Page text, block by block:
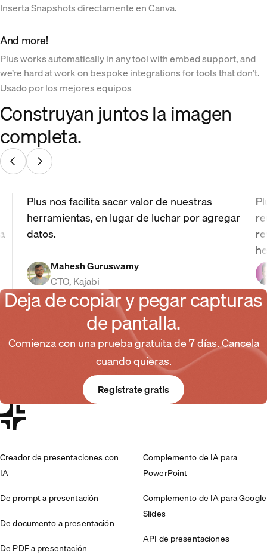
Inserta Snapshots directamente en Canva.
And more!
Plus works automatically in any tool with embed support, and
we’re hard at work on bespoke integrations for tools that don’t.
Usado por los mejores equipos
Construyan juntos la imagen
completa.
Plus nos facilita sacar valor de nuestras
herramientas, en lugar de luchar por agregar
datos.
Mahesh Guruswamy
CTO, Kajabi
Deja de copiar y pegar capturas
de pantalla.
Comienza con una prueba gratuita de 7 días. Cancela
cuando quieras.
Regístrate gratis
Creador de presentaciones con
IA
De prompt a presentación
De documento a presentación
De PDF a presentación
Complemento de IA para
PowerPoint
Complemento de IA para Google
Slides
API de presentaciones